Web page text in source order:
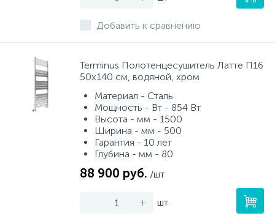
Добавить к сравнению
Terminus Полотенцесушитель Латте П16
50х140 см, водяной, хром
Материал - Сталь
Мощность - Вт - 854 Вт
Высота - мм - 1500
Ширина - мм - 500
Гарантия - 10 лет
Глубина - мм - 80
88 900 руб. /шт
- + шт